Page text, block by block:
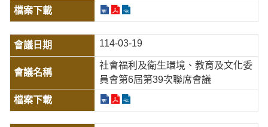
114-03-19
社會福利及衛生環境、教育及文化委
員會第6屆第39次聯席會議